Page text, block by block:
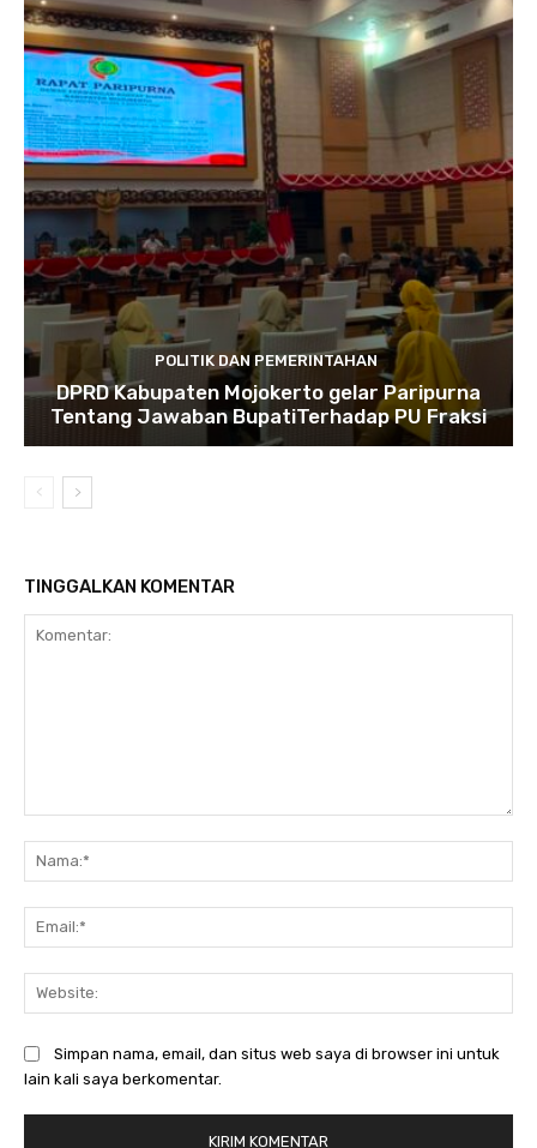
POLITIK DAN PEMERINTAHAN
DPRD Kabupaten Mojokerto gelar Paripurna
Tentang Jawaban BupatiTerhadap PU Fraksi
TINGGALKAN KOMENTAR
Simpan nama, email, dan situs web saya di browser ini untuk
lain kali saya berkomentar.